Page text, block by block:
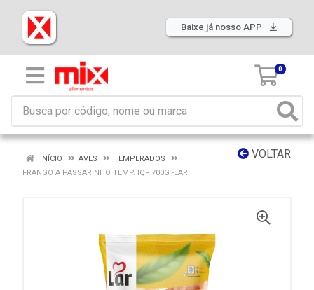
Baixe já nosso APP
0
VOLTAR
INÍCIO AVES
TEMPERADOS
FRANGO A PASSARINHO TEMP. IQF 700G -LAR